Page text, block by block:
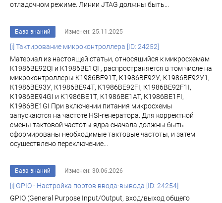
отладочном режиме. Линии JTAG должны быть...
База знаний Изменен: 25.11.2025
[i] Тактирование микроконтроллера [ID: 24252]
Материал из настоящей статьи, относящийся к микросхемам
К1986ВЕ92QI и К1986ВЕ1QI , распространяется в том числе на
микроконтроллеры К1986ВЕ91Т, К1986ВЕ92У, К1986ВЕ92У1,
К1986ВЕ93У, К1986ВЕ94Т, К1986ВЕ92FI, К1986ВЕ92F1I,
К1986ВЕ94GI и К1986ВЕ1Т, К1986ВЕ1АТ, К1986ВЕ1FI,
К1986ВЕ1GI При включении питания микросхемы
запускаются на частоте HSI-генератора. Для корректной
смены тактовой частоты ядра сначала должны быть
сформированы необходимые тактовые частоты, и затем
осуществлено переключение...
База знаний Изменен: 30.06.2026
[i] GPIO - Настройка портов ввода-вывода [ID: 24254]
GPIO (General Purpose Input/Output, вход/выход общего